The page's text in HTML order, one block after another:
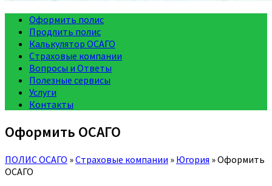
Оформить полис
Продлить полис
Калькулятор ОСАГО
Страховые компании
Вопросы и Ответы
Полезные сервисы
Услуги
Контакты
Оформить ОСАГО
ПОЛИС ОСАГО »Страховые компании » Югория »Оформить
ОСАГО